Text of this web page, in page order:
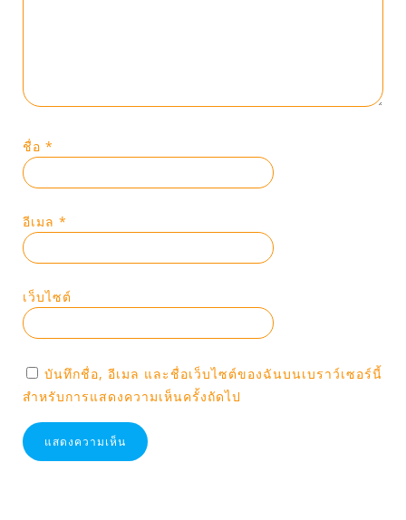
ชื่อ *
อีเมล *
เว็บไซต์
บันทึกชื่อ, อีเมล และชื่อเว็บไซต์ของฉันบนเบราว์เซอร์นี้
สำหรับการแสดงความเห็นครั้งถัดไป